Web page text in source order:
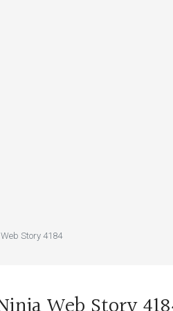
Story 4184